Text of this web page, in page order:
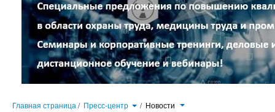
Главная страница / Пресс-центр / Новости